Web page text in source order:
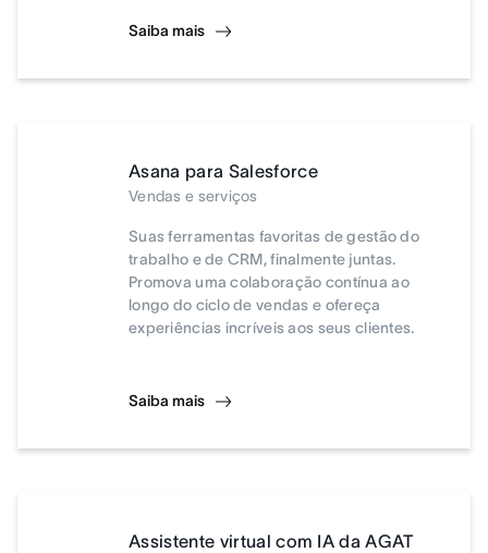
Saiba mais
Asana para Salesforce
Vendas e serviços
Suas ferramentas favoritas de gestão do
trabalho e de CRM, finalmente juntas.
Promova uma colaboração contínua ao
longo do ciclo de vendas e ofereça
experiências incríveis aos seus clientes.
Saiba mais
Assistente virtual com IA da AGAT